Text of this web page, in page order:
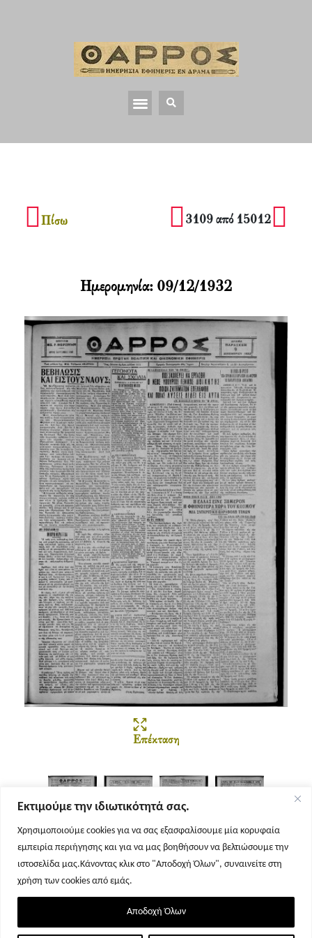
Εκτιμούμε την ιδιωτικότητά σας.
Χρησιμοποιούμε cookies για να σας εξασφαλίσουμε μία κορυφαία
εμπειρία περιήγησης και για να μας βοηθήσουν να βελτιώσουμε την
ιστοσελίδα μας.Κάνοντας κλικ στο "Αποδοχή Όλων", συναινείτε στη
χρήση των cookies από εμάς.
Αποδοχή Όλων
Πίσω 3109 από 15012
Επέκταση
Σελίδα 1 Σελίδα 2 Σελίδα 3 Σελίδα 4
Ημερομηνία: 09/12/1932